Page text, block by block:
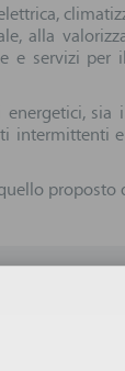
alla
servizi per
sia
intermittenti
proposto